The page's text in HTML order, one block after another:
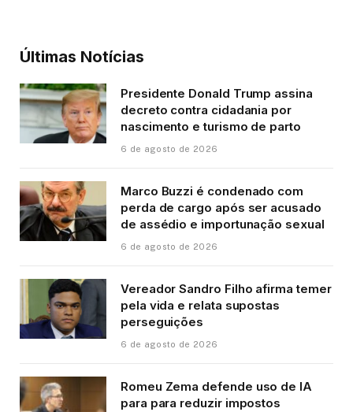
Últimas Notícias
Presidente Donald Trump assina
decreto contra cidadania por
nascimento e turismo de parto
6 de agosto de 2026
Marco Buzzi é condenado com
perda de cargo após ser acusado
de assédio e importunação sexual
6 de agosto de 2026
Vereador Sandro Filho afirma temer
pela vida e relata supostas
perseguições
6 de agosto de 2026
Romeu Zema defende uso de IA
para para reduzir impostos